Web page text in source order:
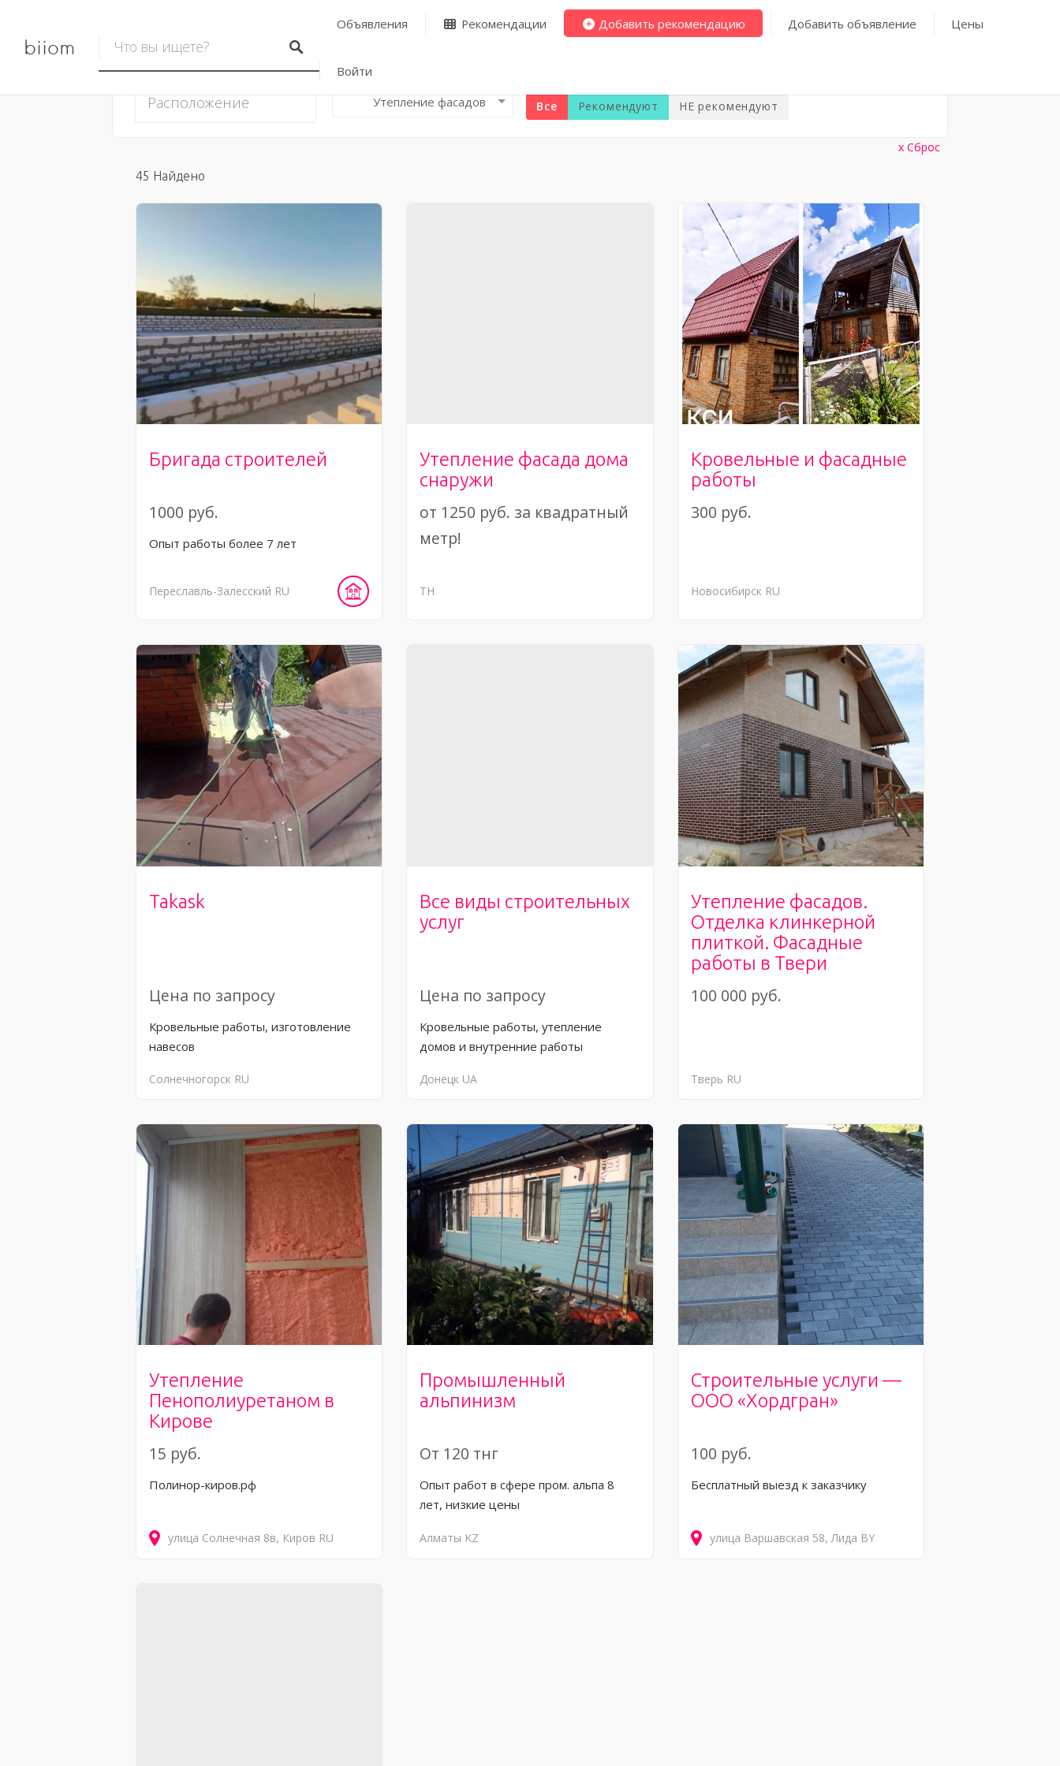
biiom
Объявления Рекомендации Добавить рекомендацию Добавить объявление Цены
Войти
Утепление фасадов
Все Рекомендуют НЕ рекомендуют
45 Найдено
Сброс
Бригада строителей
1000 руб.
Опыт работы более 7 лет
Переславль-Залесский RU
Утепление фасада дома
снаружи
от 1250 руб. за квадратный
метр!
TH
Кровельные и фасадные
работы
300 руб.
Новосибирск RU
Takask
Цена по запросу
Кровельные работы, изготовление
навесов
Солнечногорск RU
Все виды строительных
услуг
Цена по запросу
Кровельные работы, утепление
домов и внутренние работы
Донецк UA
Утепление фасадов.
Отделка клинкерной
плиткой. Фасадные
работы в Твери
100 000 руб.
Тверь RU
Утепление
Пенополиуретаном в
Кирове
15 руб.
Полинор-киров.рф
улица Солнечная 8в Киров RU
Промышленный
альпинизм
От 120 тнг
Опыт работ в сфере пром. альпа 8
лет, низкие цены
Алматы KZ
Строительные услуги —
ООО «Хордгран»
100 руб.
Бесплатный выезд к заказчику
улица Варшавская 58 Лида BY